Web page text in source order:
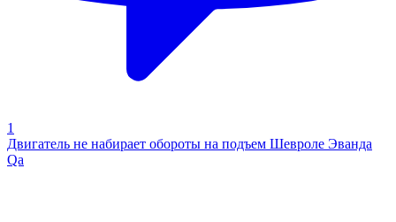
1
Двигатель не набирает обороты на подъем Шевроле Эванда
Qa